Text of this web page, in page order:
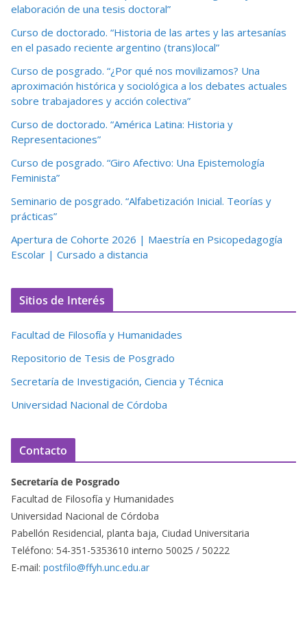
elaboración de una tesis doctoral”
Curso de doctorado. “Historia de las artes y las artesanías
en el pasado reciente argentino (trans)local”
Curso de posgrado. “¿Por qué nos movilizamos? Una
aproximación histórica y sociológica a los debates actuales
sobre trabajadores y acción colectiva”
Curso de doctorado. “América Latina: Historia y
Representaciones”
Curso de posgrado. “Giro Afectivo: Una Epistemología
Feminista”
Seminario de posgrado. “Alfabetización Inicial. Teorías y
prácticas”
Apertura de Cohorte 2026 | Maestría en Psicopedagogía
Escolar | Cursado a distancia
Sitios de Interés
Facultad de Filosofía y Humanidades
Repositorio de Tesis de Posgrado
Secretaría de Investigación, Ciencia y Técnica
Universidad Nacional de Córdoba
Contacto
Secretaría de Posgrado
Facultad de Filosofía y Humanidades
Universidad Nacional de Córdoba
Pabellón Residencial, planta baja, Ciudad Universitaria
Teléfono: 54-351-5353610 interno 50025 / 50222
E-mail: postfilo@ffyh.unc.edu.ar